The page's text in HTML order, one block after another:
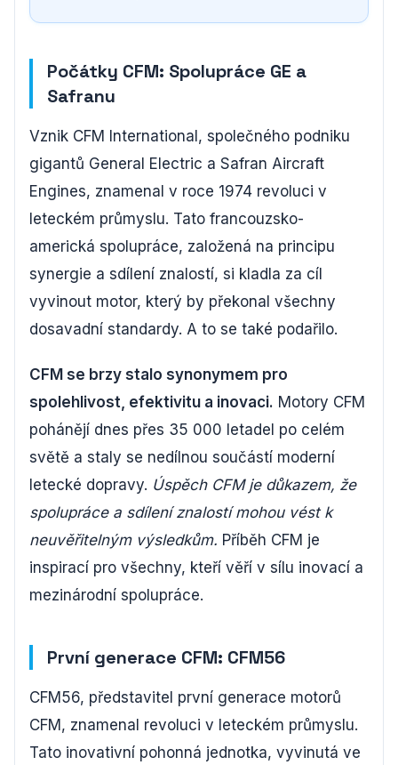
Počátky CFM: Spolupráce GE a
Safranu
Vznik CFM International, společného podniku
gigantů General Electric a Safran Aircraft
Engines, znamenal v roce 1974 revoluci v
leteckém průmyslu. Tato francouzsko-
americká spolupráce, založená na principu
synergie a sdílení znalostí, si kladla za cíl
vyvinout motor, který by překonal všechny
dosavadní standardy. A to se také podařilo.
CFM se brzy stalo synonymem pro
spolehlivost, efektivitu a inovaci. Motory CFM
pohánějí dnes přes 35 000 letadel po celém
světě a staly se nedílnou součástí moderní
letecké dopravy. Úspěch CFM je důkazem, že
spolupráce a sdílení znalostí mohou vést k
neuvěřitelným výsledkům. Příběh CFM je
inspirací pro všechny, kteří věří v sílu inovací a
mezinárodní spolupráce.
První generace CFM: CFM56
CFM56, představitel první generace motorů
CFM, znamenal revoluci v leteckém průmyslu.
Tato inovativní pohonná jednotka, vyvinutá ve